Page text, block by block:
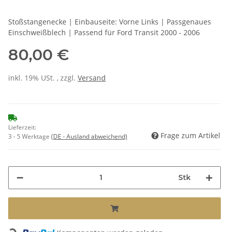
Stoßstangenecke | Einbauseite: Vorne Links | Passgenaues
Einschweißblech | Passend für Ford Transit 2000 - 2006
80,00 €
inkl. 19% USt. , zzgl. Versand
Lieferzeit:
3 - 5 Werktage (DE - Ausland abweichend) Frage zum Artikel
Stk